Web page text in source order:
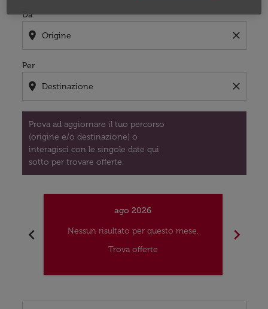
Da
location_on close
Per
location_on close
Prova ad aggiornare il tuo percorso
(origine e/o destinazione) o
interagisci con le singole date qui
sotto per trovare offerte.
chevron_left
ago 2026
Nessun risultato per questo mese.
Trova offerte
chevron_right